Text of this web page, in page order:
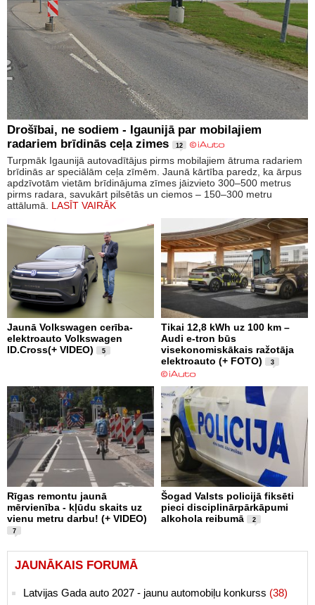
Drošībai, ne sodiem - Igaunijā par mobilajiem
radariem brīdinās ceļa zimes
12
Turpmāk Igaunijā autovadītājus pirms mobilajiem ātruma radariem
brīdinās ar speciālām ceļa zīmēm. Jaunā kārtība paredz, ka ārpus
apdzīvotām vietām brīdinājuma zīmes jāizvieto 300–500 metrus
pirms radara, savukārt pilsētās un ciemos – 150–300 metru
attālumā. LASĪT VAIRĀK
Jaunā Volkswagen cerība-
elektroauto Volkswagen
ID.Cross(+ VIDEO)
5
Tikai 12,8 kWh uz 100 km –
Audi e-tron būs
visekonomiskākais ražotāja
elektroauto (+ FOTO)
3
Rīgas remontu jaunā
mērvienība - kļūdu skaits uz
vienu metru darbu! (+ VIDEO)
7
Šogad Valsts policijā fiksēti
pieci disciplinārpārkāpumi
alkohola reibumā
2
JAUNĀKAIS FORUMĀ
Latvijas Gada auto 2027 - jaunu automobiļu konkurss (38)